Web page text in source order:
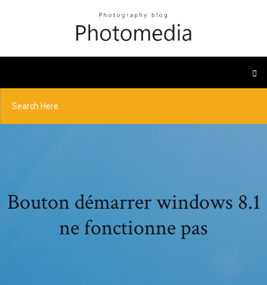
Bouton démarrer windows 8.1
ne fonctionne pas